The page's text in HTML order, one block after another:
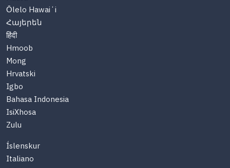
Ōlelo Hawaiʻi
Հայերեն
हिंदी
Hmoob
Mong
Hrvatski
Igbo
Bahasa Indonesia
IsiXhosa
Zulu
Íslenskur
Italiano